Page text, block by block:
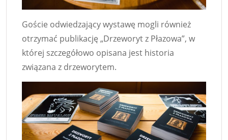
Goście odwiedzający wystawę mogli również
otrzymać publikację „Drzeworyt z Płazowa”, w
której szczegółowo opisana jest historia
związana z drzeworytem.